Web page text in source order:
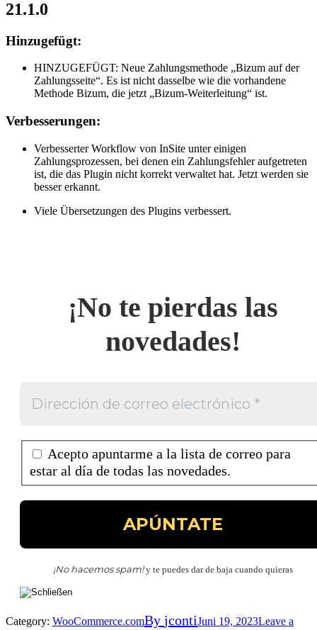
21.1.0
Hinzugefügt:
HINZUGEFÜGT: Neue Zahlungsmethode „Bizum auf der
Zahlungsseite“. Es ist nicht dasselbe wie die vorhandene
Methode Bizum, die jetzt „Bizum-Weiterleitung“ ist.
Verbesserungen:
Verbesserter Workflow von InSite unter einigen
Zahlungsprozessen, bei denen ein Zahlungsfehler aufgetreten
ist, die das Plugin nicht korrekt verwaltet hat. Jetzt werden sie
besser erkannt.
Viele Übersetzungen des Plugins verbessert.
¡No te pierdas las
novedades!
Acepto apuntarme a la lista de correo para
estar al día de todas las novedades.
¡No hacemos spam!y te puedes dar de baja cuando quieras
Category: WooCommerce.comBy jcontiJuni 19, 2023Leave a